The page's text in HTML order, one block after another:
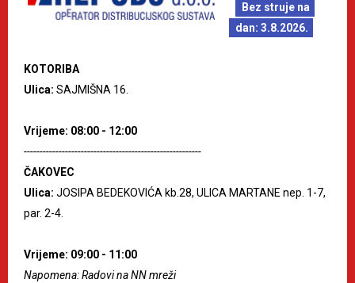
Bez struje na
dan: 3.8.2026.
KOTORIBA
Ulica: SAJMIŠNA 16.
Vrijeme: 08:00 - 12:00
--------------------------------------------------------
ČAKOVEC
Ulica: JOSIPA BEDEKOVIĆA kb.28, ULICA MARTANE nep. 1-7,
par. 2-4.
Vrijeme: 09:00 - 11:00
Napomena: Radovi na NN mreži